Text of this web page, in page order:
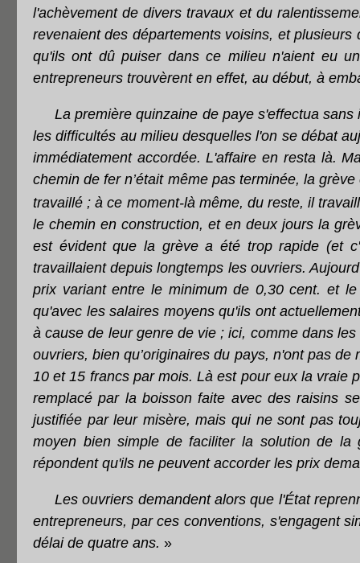
l'achèvement de divers travaux et du
revenaient des départements voisins, et
qu'ils ont dû puiser dans ce milieu n'aient eu
entrepreneurs trouvèrent en effet, au début, à
La première quinzaine de paye s'effectua
les difficultés au milieu desquelles l'on se débat
immédiatement accordée. L'affaire en resta là.
chemin de fer n’était même pas terminée, la
travaillé ; à ce moment-là même, du reste, il
le chemin en construction, et en deux jours la
est évident que la grève a été trop rapide (et
travaillaient depuis longtemps les ouvriers.
prix variant entre le minimum de 0,30 cent. et
qu'avec les salaires moyens qu'ils ont
à cause de leur genre de vie ; ici, comme dans
ouvriers, bien qu’originaires du pays, n'ont pas
10 et 15 francs par mois. Là est pour eux la vraie
remplacé par la boisson faite avec des raisins
justifiée par leur misère, mais qui ne sont pas
moyen bien simple de faciliter la solution de
répondent qu'ils ne peuvent accorder les prix
Les ouvriers demandent alors que l'État
entrepreneurs, par ces conventions, s'engagent
délai de quatre ans. »